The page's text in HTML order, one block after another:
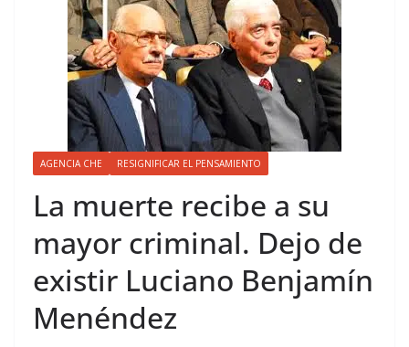
AGENCIA CHE RESIGNIFICAR EL PENSAMIENTO
La muerte recibe a su
mayor criminal. Dejo de
existir Luciano Benjamín
Menéndez